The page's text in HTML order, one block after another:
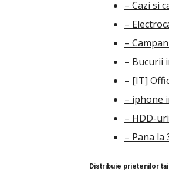
– Cazi si
–
–
– Bucurii
– [IT]
– iphone
– HDD-
– Pana la
Distribuie prietenilor